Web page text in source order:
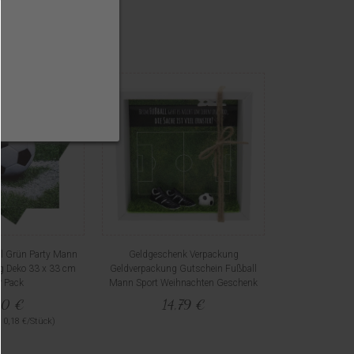
Grün Party Mann
Deko 33 x 33 cm
Pack
€
0,18 €/Stück)
Geldgeschenk Verpackung
Geldverpackung Gutschein Fußball
Mann Sport Weihnachten Geschenk
14,79 €